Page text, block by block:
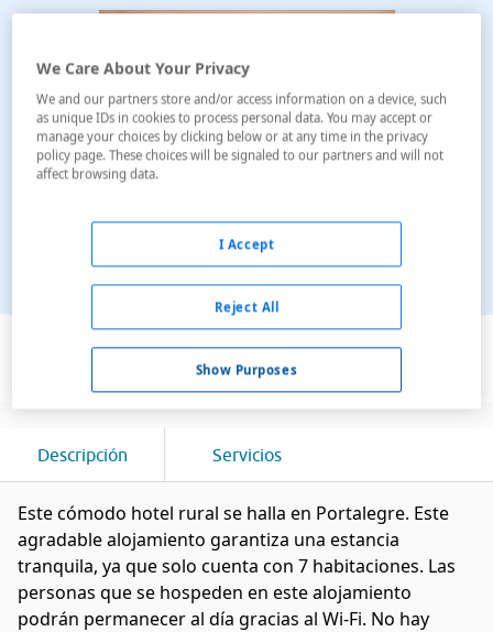
Ver en el mapa
Descripción Servicios
Este cómodo hotel rural se halla en Portalegre. Este
agradable alojamiento garantiza una estancia
tranquila, ya que solo cuenta con 7 habitaciones. Las
personas que se hospeden en este alojamiento
podrán permanecer al día gracias al Wi-Fi. No hay
We Care About Your Privacy
We and our partners store and/or access information on a device, such
as unique IDs in cookies to process personal data. You may accept or
manage your choices by clicking below or at any time in the privacy
policy page. These choices will be signaled to our partners and will not
affect browsing data.
Show Purposes
Reject All
I Accept